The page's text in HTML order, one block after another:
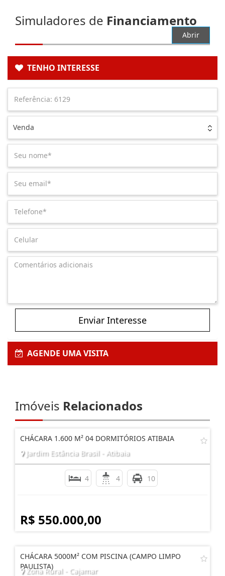
Simuladores de Financiamento
Abrir
TENHO INTERESSE
Venda
Enviar Interesse
AGENDE UMA VISITA
Imóveis Relacionados
CHÁCARA 1.600 M² 04 DORMITÓRIOS ATIBAIA
Jardim Estância Brasil - Atibaia
4 4 10
R$ 550.000,00
CHÁCARA 5000M² COM PISCINA (CAMPO LIMPO
PAULISTA)
Zona Rural - Cajamar